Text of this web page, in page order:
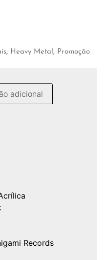
, Heavy Metal , Promoção
adicional
Records